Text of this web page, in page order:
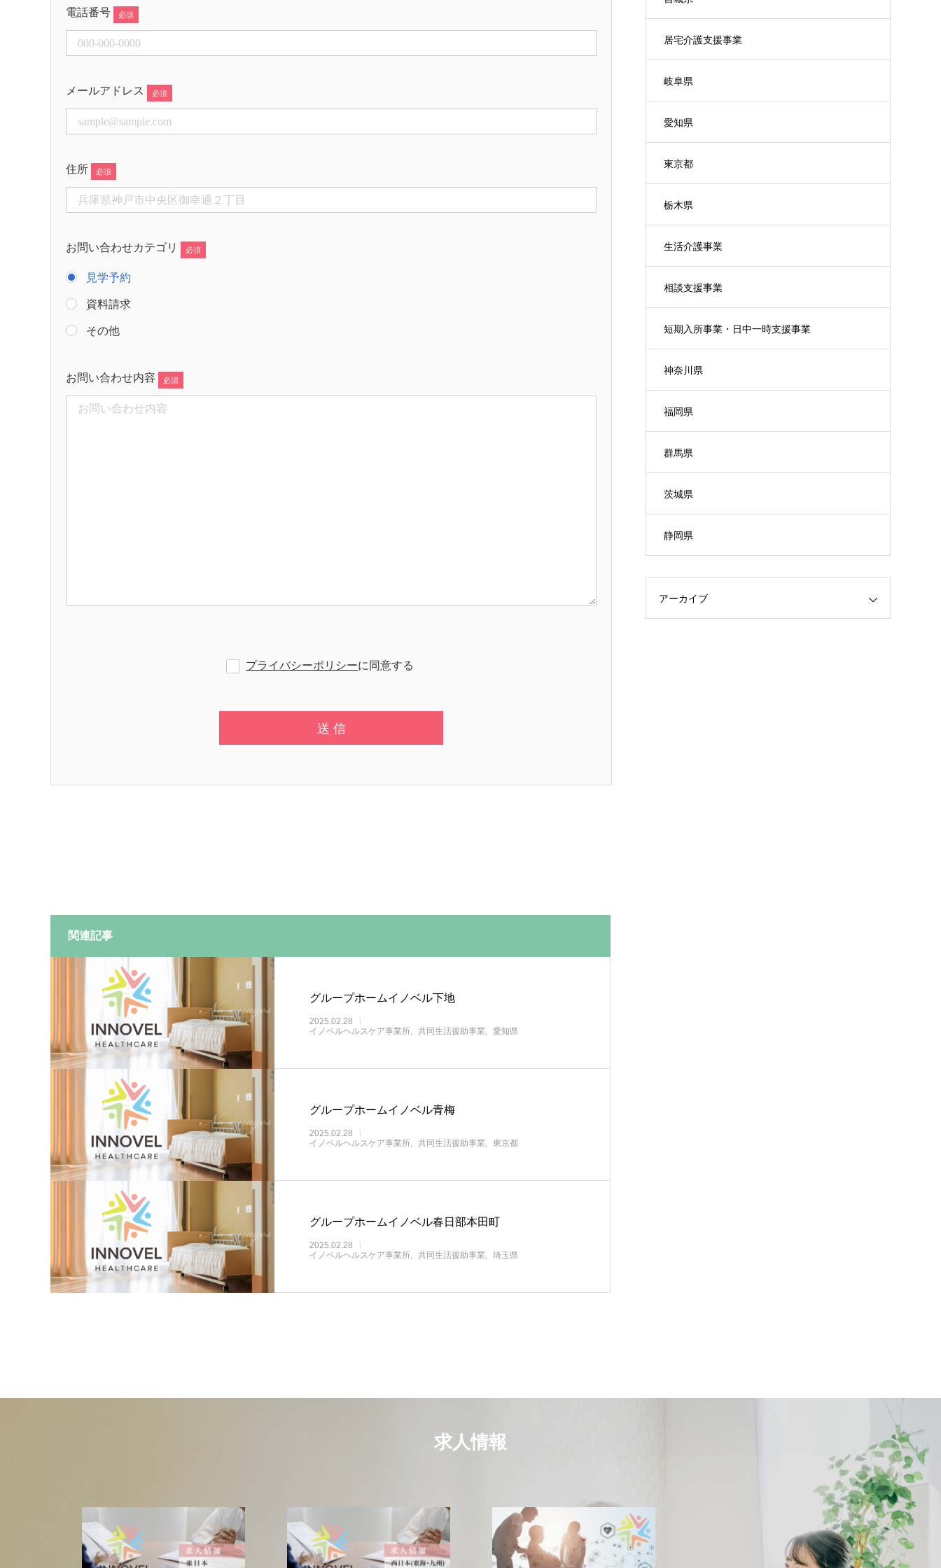
電話番号
メールアドレス
住所
お問い合わせカテゴリ
見学予約
資料請求
その他
お問い合わせ内容
プライバシーポリシーに同意する
関連記事
グループホームイノベル下地
2025.02.28
イノベルヘルスケア事業所
共同生活援助事業 愛知県
グループホームイノベル青梅
2025.02.28
イノベルヘルスケア事業所
共同生活援助事業 東京都
グループホームイノベル春日部本田町
2025.02.28
イノベルヘルスケア事業所
共同生活援助事業 埼玉県
居宅介護支援事業
岐阜県
愛知県
東京都
栃木県
生活介護事業
相談支援事業
短期入所事業・日中一時支援事業
神奈川県
福岡県
群馬県
茨城県
静岡県
アーカイブ
求人情報